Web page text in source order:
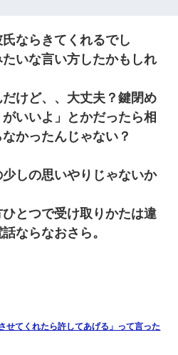
ならきてくれるでし
いな言い方したかもしれ
けど、、大丈夫？鍵閉め
いいよ」とかだったら相
かったんじゃない？
しの思いやりじゃないか
とつで受け取りかたは違
ならなおさら。
せてくれたら許してあげる」って言った